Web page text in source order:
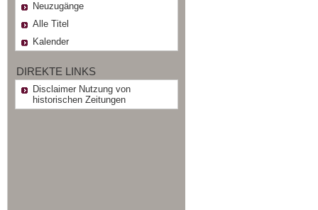
Neuzugänge
Alle Titel
Kalender
DIREKTE LINKS
Disclaimer Nutzung von
historischen Zeitungen